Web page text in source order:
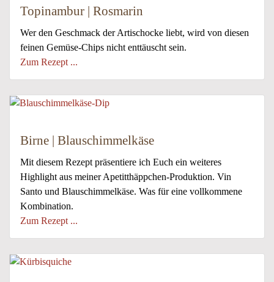
Topinambur | Rosmarin
Wer den Geschmack der Artischocke liebt, wird von diesen
feinen Gemüse-Chips nicht enttäuscht sein.
Zum Rezept ...
Birne | Blauschimmelkäse
Mit diesem Rezept präsentiere ich Euch ein weiteres
Highlight aus meiner Apetitthäppchen-Produktion. Vin
Santo und Blauschimmelkäse. Was für eine vollkommene
Kombination.
Zum Rezept ...